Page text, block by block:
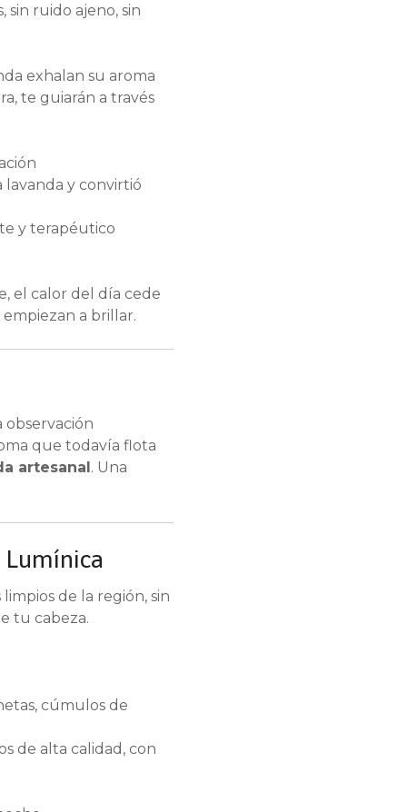
sin ruido ajeno, sin
exhalan su aroma
te guiarán a través
lavanda y convirtió
y terapéutico
el calor del día cede
a brillar.
observación
que todavía flota
artesanal. Una
Lumínica
de la región, sin
tu cabeza.
cúmulos de
de alta calidad, con